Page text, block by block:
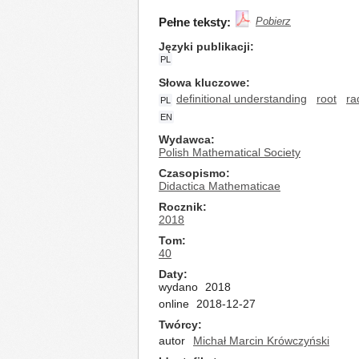
Pełne teksty: Pobierz
Języki publikacji
PL
Słowa kluczowe
PL definitional understanding root
EN
Wydawca
Polish Mathematical Society
Czasopismo
Didactica Mathematicae
Rocznik
2018
Tom
40
Daty
wydano
2018
online
2018-12-27
Twórcy
autor
Michał Marcin Krówczyński